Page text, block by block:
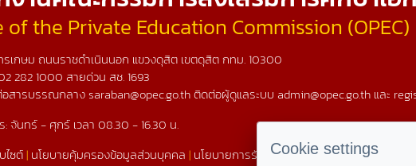
of the Private Education Commission (OPEC)
รเกษม ถนนราชดำเนินนอก แขวงดุสิต เขตดุสิต กทม. 10300
282 1000 สายด่วน สช.1693
สารบรรณกลาง saraban@opec.go.th ติดต่อผู้ดูแลระบบ admin@opec.go.th และ
: จันทร์ - ศุกร์ เวลา 08.30 - 16.30 น.
ไซต์| นโยบายคุ้มครองข้อมูลส่วนบุคคล | นโยบายการรักษาความมั่นคงเว็บไซต์|แผนผังเว็
Cookie settings